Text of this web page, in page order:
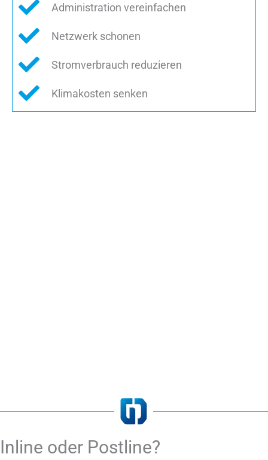
Administration vereinfachen
Netzwerk schonen
Stromverbrauch reduzieren
Klimakosten senken
Inline oder Postline?